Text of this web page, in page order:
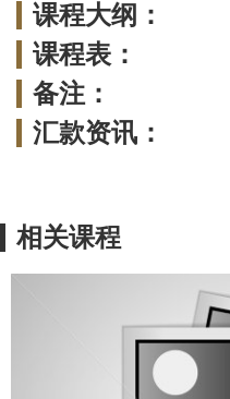
课程大纲：
课程表：
备注：
汇款资讯：
相关课程